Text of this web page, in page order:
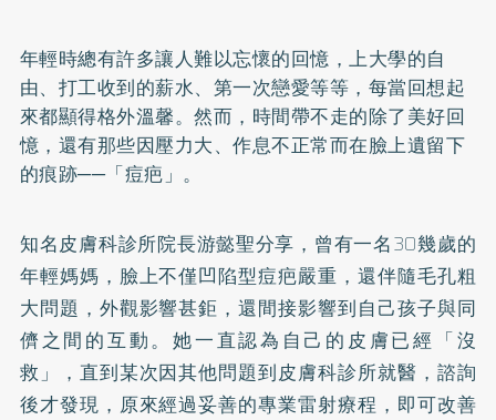
年輕時總有許多讓人難以忘懷的回憶，上大學的自
由、打工收到的薪水、第一次戀愛等等，每當回想起
來都顯得格外溫馨。然而，時間帶不走的除了美好回
憶，還有那些因壓力大、作息不正常而在臉上遺留下
的痕跡──「痘疤」。
知名皮膚科診所院長游懿聖分享，曾有一名30幾歲的
年輕媽媽，臉上不僅凹陷型痘疤嚴重，還伴隨毛孔粗
大問題，外觀影響甚鉅，還間接影響到自己孩子與同
儕之間的互動。她一直認為自己的皮膚已經「沒
救」，直到某次因其他問題到皮膚科診所就醫，諮詢
後才發現，原來經過妥善的專業雷射療程，即可改善